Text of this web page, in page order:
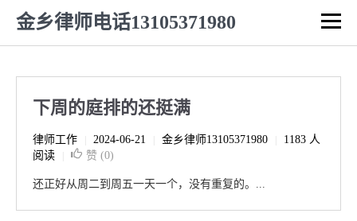
金乡律师电话13105371980
下周的庭排的还挺满
律师工作 2024-06-21 金乡律师13105371980
1183 人
阅读
赞 (0)
还正好从周二到周五一天一个，没有重复的。...